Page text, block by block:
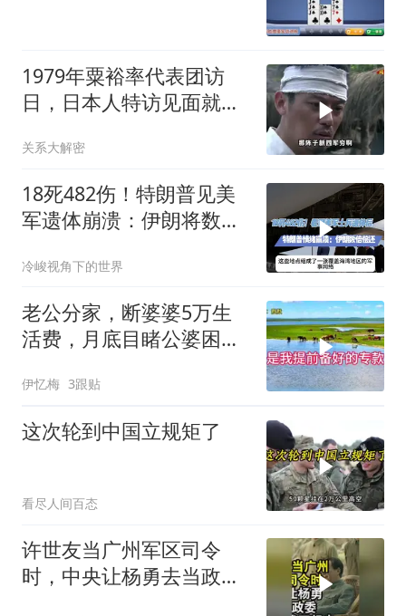
1979年粟裕率代表团访
日，日本人特访见面就喊
关系大解密
18死482伤！特朗普见美
军遗体崩溃：伊朗将数倍
冷峻视角下的世界
老公分家，断婆婆5万生
活费，月底目睹公婆困
伊忆梅 3跟贴
这次轮到中国立规矩了
看尽人间百态
许世友当广州军区司令
时，中央让杨勇去当政